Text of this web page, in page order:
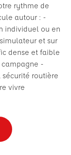
rythme de
autour : -
individuel ou en
et sur
dense et faible
campagne -
sécurité routière
vivre